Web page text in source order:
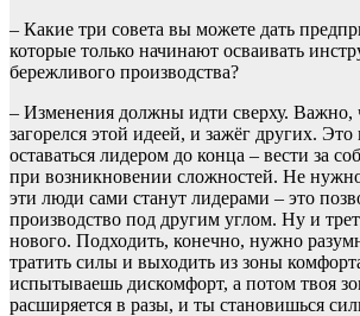
– Какие три совета вы можете дать
которые только начинают осваивать
бережливого производства?
– Изменения должны идти сверху. Важно,
загорелся этой идеей, и зажёг других.
оставаться лидером до конца – вести за
при возникновении сложностей. Не нужно
эти люди сами станут лидерами – это
производство под другим углом. Ну и
нового. Подходить, конечно, нужно
тратить силы и выходить из зоны
испытываешь дискомфорт, а потом твоя
расширяется в разы, и ты становишься